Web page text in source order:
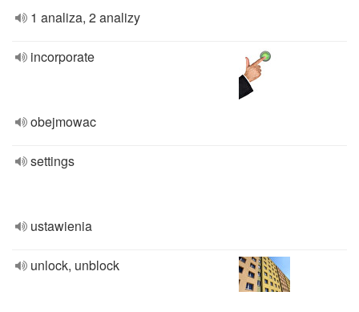
1 analiza, 2 analizy
incorporate
obejmowac
settings
ustawienia
unlock, unblock